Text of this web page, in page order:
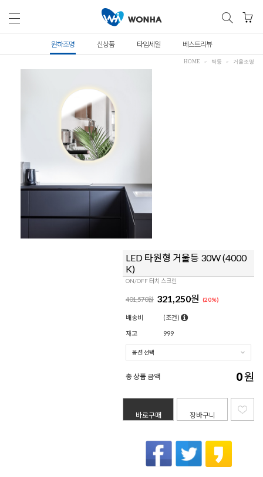
원하조명 신상품 타임세일 베스트리뷰
HOME 벽등 거울조명
LED 타원형 거울등 30W (4000
K)
ON/OFF 터치 스크린
401,570원 321,250원 (20%)
배송비 (조건)
재고 999
총 상품 금액 0원
바로구매 장바구니